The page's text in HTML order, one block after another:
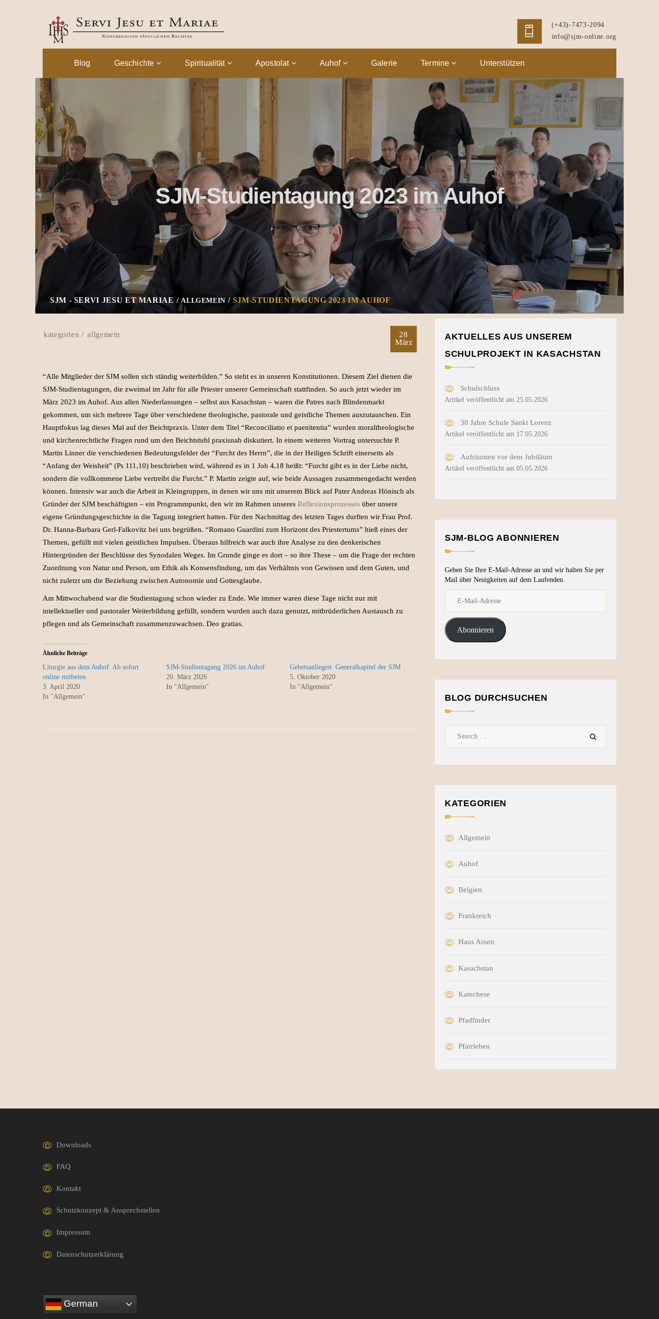
(+43)-7473-2094
info@sjm-online.org
Blog Geschichte Spiritualität Apostolat Auhof Galerie Termine Unterstützen
SJM-Studientagung 2023 im Auhof
SJM - SERVI JESU ET MARIAE ALLGEMEIN SJM-STUDIENTAGUNG 2023 IM AUHOF
allgemein
28
März
“Alle Mitglieder der SJM sollen sich ständig weiterbilden.” So steht es in unseren Konstitutionen. Diesem Ziel dienen die
SJM-Studientagungen, die zweimal im Jahr für alle Priester unserer Gemeinschaft stattfinden. So auch jetzt wieder im
März 2023 im Auhof. Aus allen Niederlassungen – selbst aus Kasachstan – waren die Patres nach Blindenmarkt
gekommen, um sich mehrere Tage über verschiedene theologische, pastorale und geistliche Themen auszutauschen. Ein
Hauptfokus lag dieses Mal auf der Beichtpraxis. Unter dem Titel “Reconciliatio et paenitentia” wurden moraltheologische
und kirchenrechtliche Fragen rund um den Beichtstuhl praxisnah diskutiert. In einem weiteren Vortrag untersuchte P.
Martin Linner die verschiedenen Bedeutungsfelder der “Furcht des Herrn”, die in der Heiligen Schrift einerseits als
“Anfang der Weisheit” (Ps 111,10) beschrieben wird, während es in 1 Joh 4,18 heißt: “Furcht gibt es in der Liebe nicht,
sondern die vollkommene Liebe vertreibt die Furcht.” P. Martin zeigte auf, wie beide Aussagen zusammengedacht werden
können. Intensiv war auch die Arbeit in Kleingruppen, in denen wir uns mit unserem Blick auf Pater Andreas Hönisch als
Gründer der SJM beschäftigten – ein Programmpunkt, den wir im Rahmen unseres Reflexionsprozesses über unsere
eigene Gründungsgeschichte in die Tagung integriert hatten. Für den Nachmittag des letzten Tages durften wir Frau Prof.
Dr. Hanna-Barbara Gerl-Falkovitz bei uns begrüßen. “Romano Guardini zum Horizont des Priestertums” hieß eines der
Themen, gefüllt mit vielen geistlichen Impulsen. Überaus hilfreich war auch ihre Analyse zu den denkerischen
Hintergründen der Beschlüsse des Synodalen Weges. Im Grunde ginge es dort – so ihre These – um die Frage der rechten
Zuordnung von Natur und Person, um Ethik als Konsensfindung, um das Verhältnis von Gewissen und dem Guten, und
nicht zuletzt um die Beziehung zwischen Autonomie und Gottesglaube.
Am Mittwochabend war die Studientagung schon wieder zu Ende. Wie immer waren diese Tage nicht nur mit
intellektueller und pastoraler Weiterbildung gefüllt, sondern wurden auch dazu genutzt, mitbrüderlichen Austausch zu
pflegen und als Gemeinschaft zusammenzuwachsen. Deo gratias.
Ähnliche Beiträge
Liturgie aus dem Auhof: Ab sofort
online mitbeten
3. April 2020
In "Allgemein"
SJM-Studientagung 2026 im Auhof
20. März 2026
In "Allgemein"
Gebetsanliegen: Generalkapitel der SJM
5. Oktober 2020
In "Allgemein"
AKTUELLES AUS UNSEREM
SCHULPROJEKT IN KASACHSTAN
Schulschluss
Artikel veröffentlicht am 25.05.2026
30 Jahre Schule Sankt Lorenz
Artikel veröffentlicht am 17.05.2026
Aufräumen vor dem Jubiläum
Artikel veröffentlicht am 05.05.2026
SJM-BLOG ABONNIEREN
Geben Sie Ihre E-Mail-Adresse an und wir halten Sie per
Mail über Neuigkeiten auf dem Laufenden.
Abonnieren
BLOG DURCHSUCHEN
KATEGORIEN
Allgemein
Auhof
Belgien
Frankreich
Haus Assen
Kasachstan
Katechese
Pfadfinder
Pfarrleben
Downloads
FAQ
Kontakt
Schutzkonzept & Ansprechstellen
Impressum
Datenschutzerklärung
German